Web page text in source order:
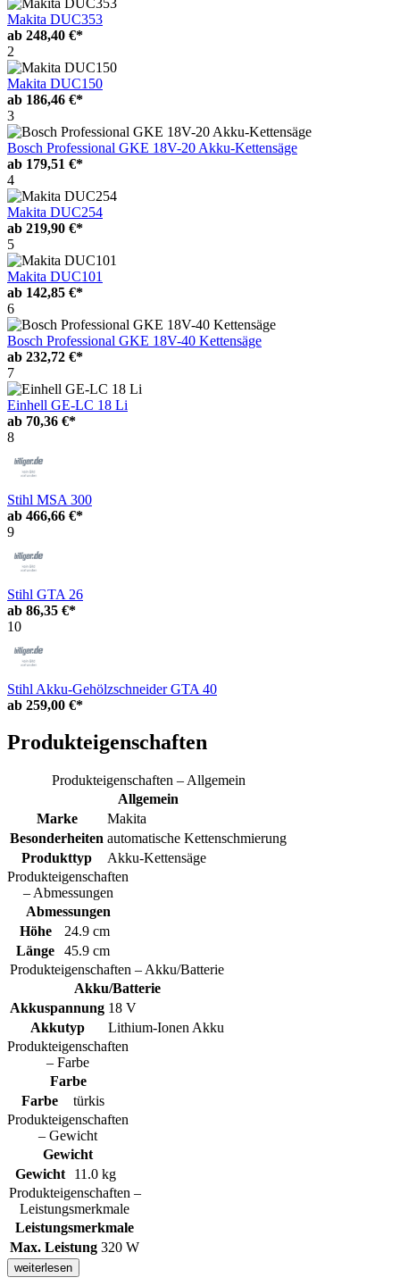
Makita DUC353
ab 248,40 €*
2
Makita DUC150
ab 186,46 €*
3
Bosch Professional GKE 18V-20 Akku-Kettensäge
ab 179,51 €*
4
Makita DUC254
ab 219,90 €*
5
Makita DUC101
ab 142,85 €*
6
Bosch Professional GKE 18V-40 Kettensäge
ab 232,72 €*
7
Einhell GE-LC 18 Li
ab 70,36 €*
8
Stihl MSA 300
ab 466,66 €*
9
Stihl GTA 26
ab 86,35 €*
10
Stihl Akku-Gehölzschneider GTA 40
ab 259,00 €*
Produkteigenschaften
Produkteigenschaften – Allgemein
Allgemein
Marke
Makita
Besonderheiten automatische Kettenschmierung
Produkttyp
Akku-Kettensäge
Produkteigenschaften
– Abmessungen
Abmessungen
Höhe
24.9 cm
Länge
45.9 cm
Produkteigenschaften – Akku/Batterie
Akku/Batterie
Akkuspannung 18 V
Akkutyp
Lithium-Ionen Akku
Produkteigenschaften
– Farbe
Farbe
Farbe
türkis
Produkteigenschaften
– Gewicht
Gewicht
Gewicht
11.0 kg
Produkteigenschaften –
Leistungsmerkmale
Leistungsmerkmale
Max. Leistung 320 W
weiterlesen